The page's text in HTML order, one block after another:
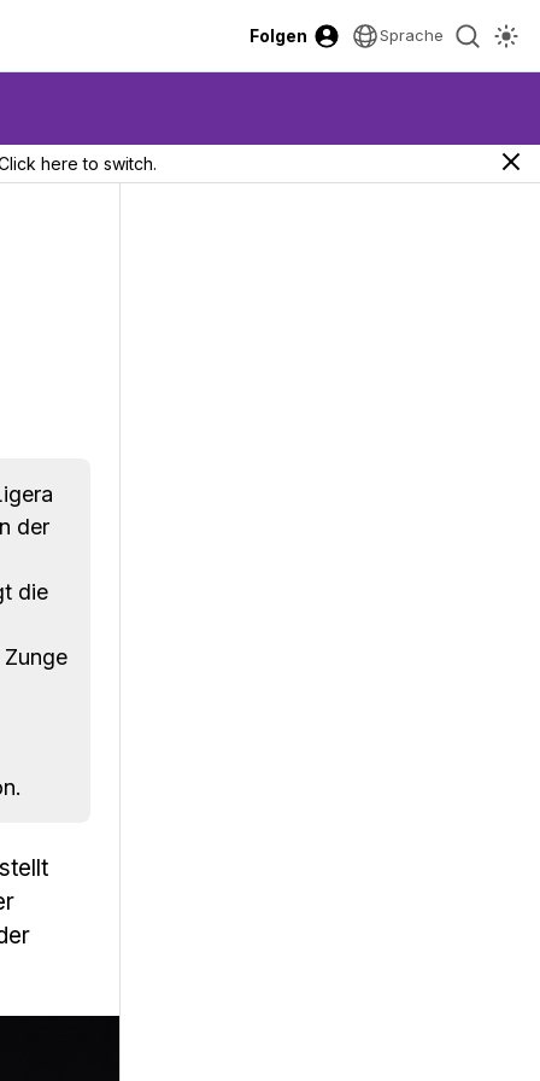
Folgen Sprache
here to switch.
der
die